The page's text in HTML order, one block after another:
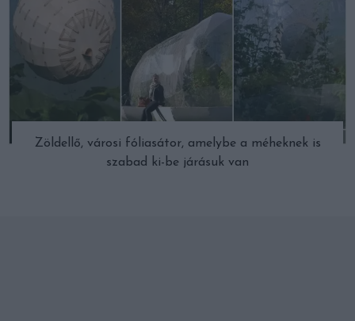
Zöldellő, városi fóliasátor, amelybe a méheknek is
szabad ki-be járásuk van